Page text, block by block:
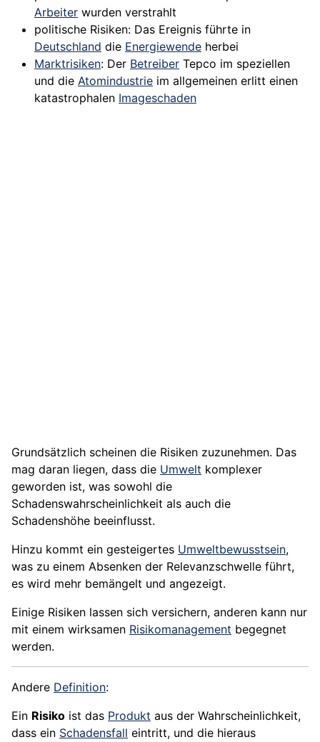
Arbeiter wurden verstrahlt
politische Risiken: Das Ereignis führte in
Deutschland die Energiewende herbei
Marktrisiken: Der Betreiber Tepco im speziellen
und die Atomindustrie im allgemeinen erlitt einen
katastrophalen Imageschaden
Grundsätzlich scheinen die Risiken zuzunehmen. Das
mag daran liegen, dass die Umwelt komplexer
geworden ist, was sowohl die
Schadenswahrscheinlichkeit als auch die
Schadenshöhe beeinflusst.
Hinzu kommt ein gesteigertes Umweltbewusstsein,
was zu einem Absenken der Relevanzschwelle führt,
es wird mehr bemängelt und angezeigt.
Einige Risiken lassen sich versichern, anderen kann nur
mit einem wirksamen Risikomanagement begegnet
werden.
Andere Definition:
Ein Risiko ist das Produkt aus der Wahrscheinlichkeit,
dass ein Schadensfall eintritt, und die hieraus